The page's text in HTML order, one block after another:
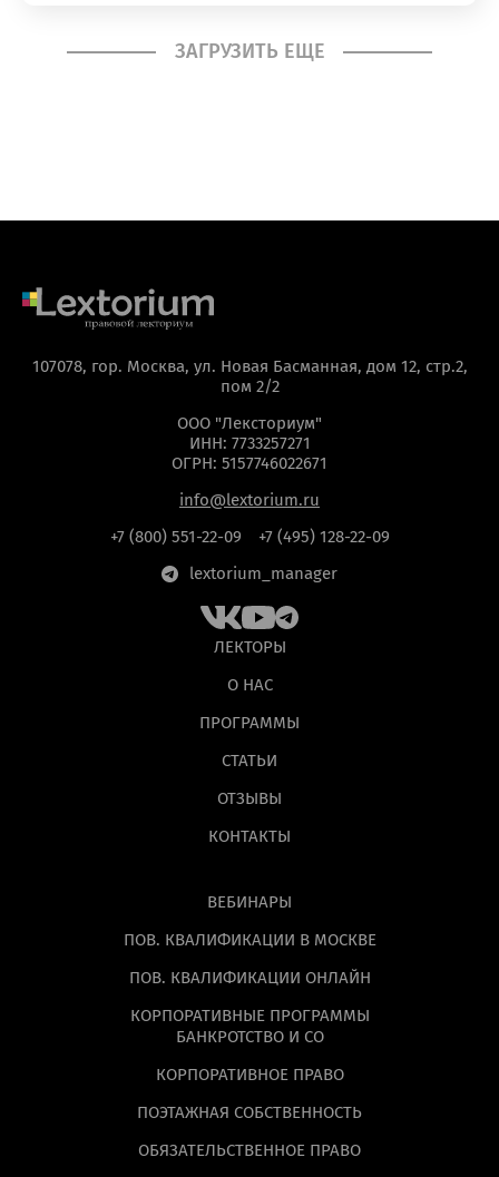
ЗАГРУЗИТЬ ЕЩЕ
107078, гор. Москва, ул. Новая Басманная, дом 12, стр.2,
пом 2/2
ООО "Лексториум"
ИНН: 7733257271
ОГРН: 5157746022671
info@lextorium.ru
+7 (800) 551-22-09
+7 (495) 128-22-09
lextorium_manager
ЛЕКТОРЫ
О НАС
ПРОГРАММЫ
СТАТЬИ
ОТЗЫВЫ
КОНТАКТЫ
ВЕБИНАРЫ
ПОВ. КВАЛИФИКАЦИИ В МОСКВЕ
ПОВ. КВАЛИФИКАЦИИ ОНЛАЙН
КОРПОРАТИВНЫЕ ПРОГРАММЫ
БАНКРОТСТВО И СО
КОРПОРАТИВНОЕ ПРАВО
ПОЭТАЖНАЯ СОБСТВЕННОСТЬ
ОБЯЗАТЕЛЬСТВЕННОЕ ПРАВО